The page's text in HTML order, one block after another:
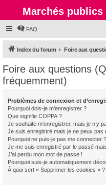
Marchés
FAQ
Index du forum Foire aux
Foire aux questions
fréquemment)
Problèmes de connexion et
Pourquoi dois-je m’enregistrer ?
Que signifie COPPA ?
Je souhaite m’enregistrer, mais je n’y
Je suis enregistré mais je ne peux pas
Pourquoi ne puis-je pas me connecter ?
Je me suis enregistré par le passé
J’ai perdu mon mot de passe !
Pourquoi suis-je automatiquement
À quoi sert « Supprimer les cookies » ?